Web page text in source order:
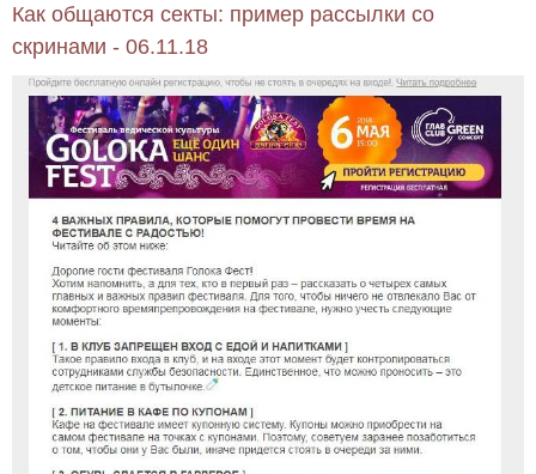
Как общаются секты: пример рассылки со
скринами - 06.11.18